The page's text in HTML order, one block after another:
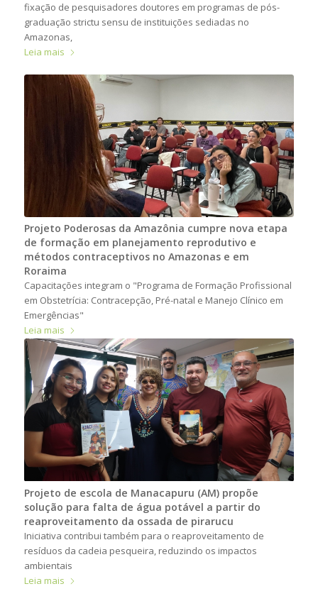
fixação de pesquisadores doutores em programas de pós-
graduação strictu sensu de instituições sediadas no
Amazonas,
Leia mais
Projeto Poderosas da Amazônia cumpre nova etapa
de formação em planejamento reprodutivo e
métodos contraceptivos no Amazonas e em
Roraima
Capacitações integram o "Programa de Formação Profissional
em Obstetrícia: Contracepção, Pré-natal e Manejo Clínico em
Emergências"
Leia mais
Projeto de escola de Manacapuru (AM) propõe
solução para falta de água potável a partir do
reaproveitamento da ossada de pirarucu
Iniciativa contribui também para o reaproveitamento de
resíduos da cadeia pesqueira, reduzindo os impactos
ambientais
Leia mais